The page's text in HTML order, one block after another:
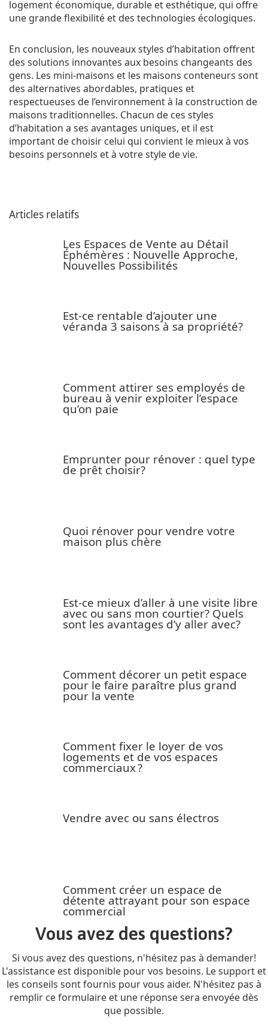
logement économique, durable et esthétique, qui offre
une grande flexibilité et des technologies écologiques.
En conclusion, les nouveaux styles d’habitation offrent
des solutions innovantes aux besoins changeants des
gens. Les mini-maisons et les maisons conteneurs sont
des alternatives abordables, pratiques et
respectueuses de l’environnement à la construction de
maisons traditionnelles. Chacun de ces styles
d’habitation a ses avantages uniques, et il est
important de choisir celui qui convient le mieux à vos
besoins personnels et à votre style de vie.
Articles relatifs
Les Espaces de Vente au Détail
Éphémères : Nouvelle Approche,
Nouvelles Possibilités
Est-ce rentable d’ajouter une
véranda 3 saisons à sa propriété?
Comment attirer ses employés de
bureau à venir exploiter l’espace
qu’on paie
Emprunter pour rénover : quel type
de prêt choisir?
Quoi rénover pour vendre votre
maison plus chère
Est-ce mieux d’aller à une visite libre
avec ou sans mon courtier? Quels
sont les avantages d’y aller avec?
Comment décorer un petit espace
pour le faire paraître plus grand
pour la vente
Comment fixer le loyer de vos
logements et de vos espaces
commerciaux ?
Vendre avec ou sans électros
Comment créer un espace de
détente attrayant pour son espace
commercial
Vous avez des questions?
Si vous avez des questions, n'hésitez pas à demander!
L'assistance est disponible pour vos besoins. Le support et
les conseils sont fournis pour vous aider. N'hésitez pas à
remplir ce formulaire et une réponse sera envoyée dès
que possible.